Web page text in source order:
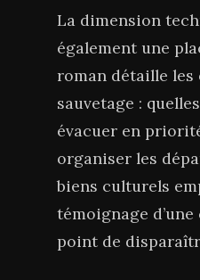
La dimension
également une
roman détaille les
sauvetage :
évacuer en
organiser les
biens culturels
témoignage
point de